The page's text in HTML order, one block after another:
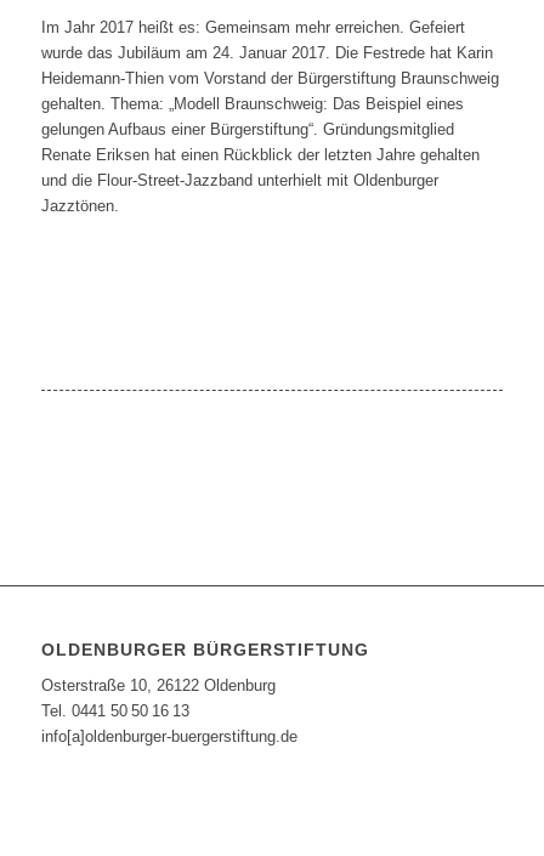
Im Jahr 2017 heißt es: Gemeinsam mehr erreichen. Gefeiert
wurde das Jubiläum am 24. Januar 2017. Die Festrede hat Karin
Heidemann-Thien vom Vorstand der Bürgerstiftung Braunschweig
gehalten. Thema: „Modell Braunschweig: Das Beispiel eines
gelungen Aufbaus einer Bürgerstiftung“. Gründungsmitglied
Renate Eriksen hat einen Rückblick der letzten Jahre gehalten
und die Flour-Street-Jazzband unterhielt mit Oldenburger
Jazztönen.
OLDENBURGER BÜRGERSTIFTUNG
Osterstraße 10, 26122 Oldenburg
Tel. 0441 50 50 16 13
info[a]oldenburger-buergerstiftung.de